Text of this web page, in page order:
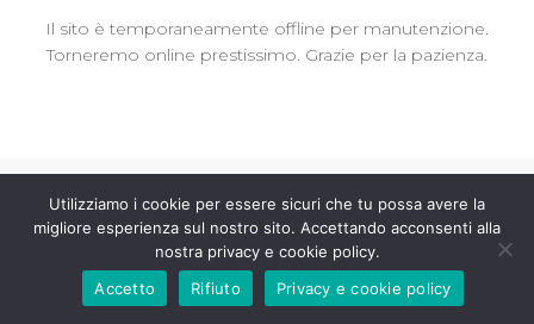
Il sito è temporaneamente offline per manutenzione.
Torneremo online prestissimo. Grazie per la pazienza.
Utilizziamo i cookie per essere sicuri che tu possa avere la
migliore esperienza sul nostro sito. Accettando acconsenti alla
nostra privacy e cookie policy.
Accetto
Rifiuto Privacy e cookie policy